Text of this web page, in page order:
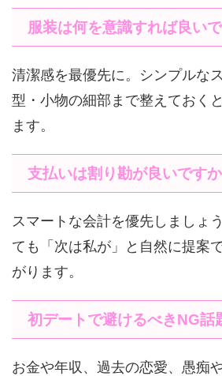
服装は何を意識すれば良い
清潔感を最優先に。シンプルな
型・小物の細部まで整えておく
ます。
支払いは割り勘が良いですか
スマートな会計を優先しましょ
ても「次は私が」と自然に提案
がります。
初デートで避けるべきNG話
お金や年収、過去の恋愛、愚痴